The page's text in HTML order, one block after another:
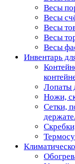
Весы
Весы
Весы
Весы
Весы
Инвентарь
Лопаты
Ножи,
Сетки,